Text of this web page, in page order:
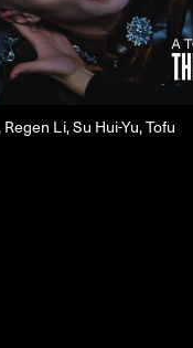
Li, Su Hui-Yu, Tofu